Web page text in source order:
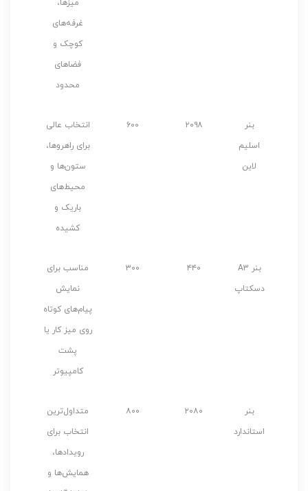
میزها،
غرفه‌های
کوچک و
فضاهای
محدود
بنر
اسلیم
لاین
۲۰۹۸ ۶۰۰
انتخاب عالی
برای راهروها،
ستون‌ها و
محیط‌های
باریک و
کشیده
بنر A3
دسکتاپ
۴۴۰ ۳۰۰
مناسب برای
نمایش
پیام‌های کوتاه
روی میز کار یا
پشت
کامپیوتر
بنر
استاندارد
۲۰۸۰ ۸۰۰
متداول‌ترین
انتخاب برای
رویدادها،
همایش‌ها و